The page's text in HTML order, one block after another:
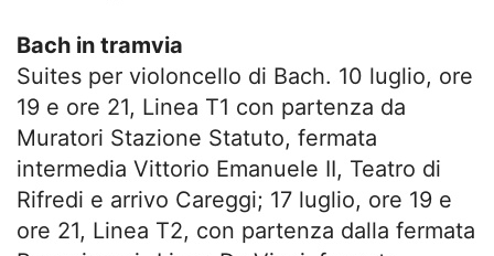
Bach in tramvia
Suites per violoncello di Bach. 10 luglio, ore
19 e ore 21, Linea T1 con partenza da
Muratori Stazione Statuto, fermata
intermedia Vittorio Emanuele II, Teatro di
Rifredi e arrivo Careggi; 17 luglio, ore 19 e
ore 21, Linea T2, con partenza dalla fermata